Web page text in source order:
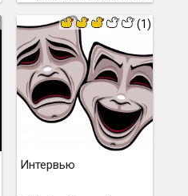
(1)
Интервью